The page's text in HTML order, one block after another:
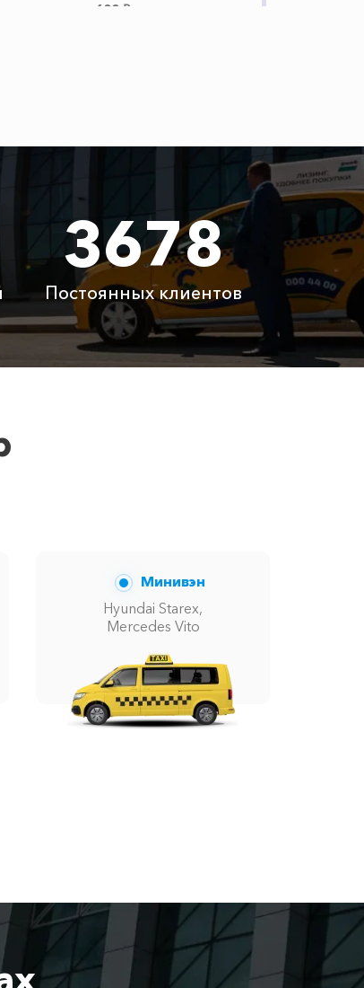
600 ₽
3540 ₽
Бесплатно
Бесплатно
3678
Постоянных клиентов
Минивэн
Hyundai Starex,
Mercedes Vito